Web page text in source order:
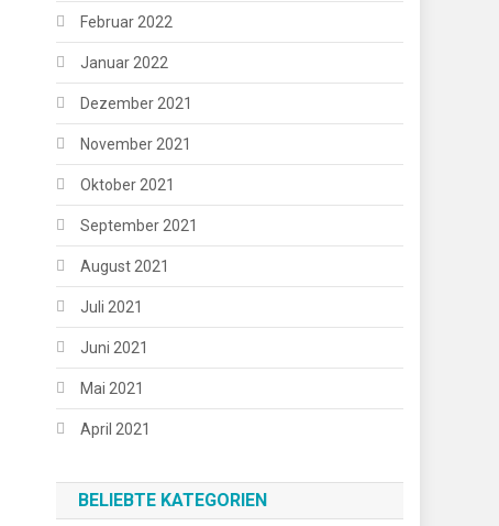
Februar 2022
Januar 2022
Dezember 2021
November 2021
Oktober 2021
September 2021
August 2021
Juli 2021
Juni 2021
Mai 2021
April 2021
BELIEBTE KATEGORIEN